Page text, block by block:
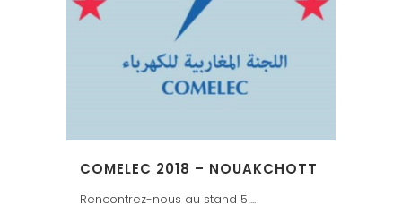
COMELEC 2018 – NOUAKCHOTT
Rencontrez-nous au stand 5!...